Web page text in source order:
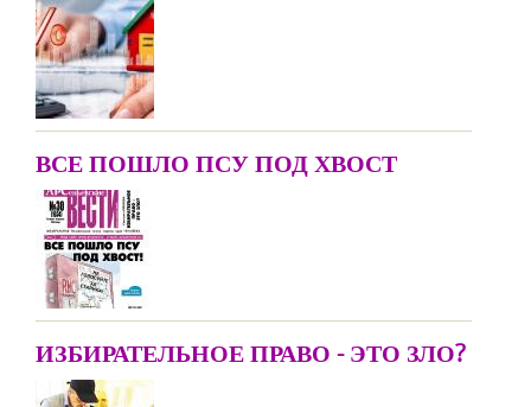
ВСЕ ПОШЛО ПСУ ПОД ХВОСТ
ИЗБИРАТЕЛЬНОЕ ПРАВО - ЭТО ЗЛО?